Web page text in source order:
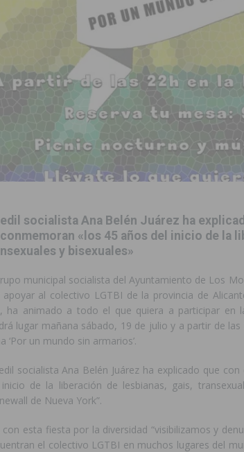
para garantizar la seguridad y la continuidad
de finales de 2026 tras superar los 78.000
el eclipse solar del 12 de agosto con protección
informativa sobre los recursos disponibles para las
de sus Fiestas Patronales en honor a la Virgen de la
prórroga de la ORA en Orihuela ‘sin mejoras ni
de euros a la prevención de incendios en los
su programación con actividades abiertas a la comunidad
socialista Ana Belén Juárez ha
«los 45 años del inicio de la
y bisexuales»
municipal socialista del Ayuntamiento de Los
apoyar al colectivo LGTBI de la provincia de
ha animado a todo el que quiera a participar en
lugar mañana sábado, 19 de julio y a partir de
‘Por un mundo sin armarios’.
socialista Ana Belén Juárez ha explicado que
de la liberación de lesbianas, gais,
de Nueva York”.
con esta fiesta por la diversidad “visibilizamos y
el colectivo LGTBI en muchos lugares del